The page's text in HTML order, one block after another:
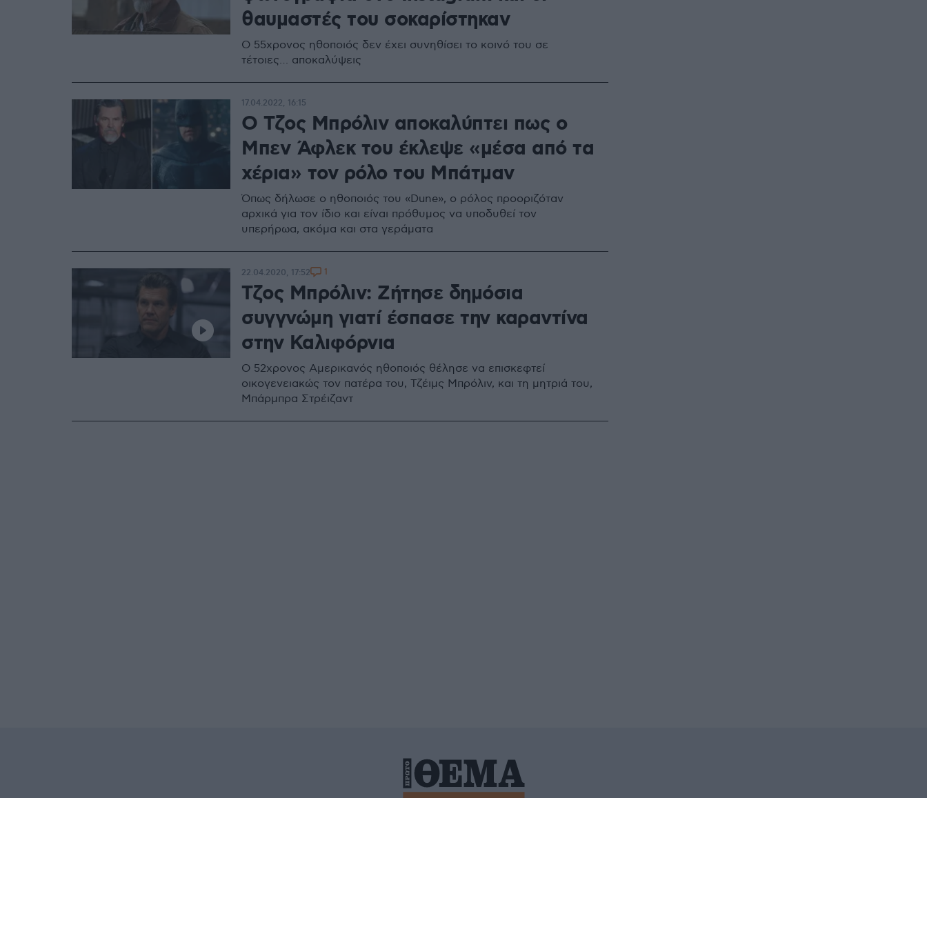
θαυμαστές του σοκαρίστηκαν
Ο 55χρονος ηθοποιός δεν έχει συνηθίσει το κοινό του σε
τέτοιες… αποκαλύψεις
Ο Τζος Μπρόλιν αποκαλύπτει πως ο
Μπεν Άφλεκ του έκλεψε «μέσα από τα
χέρια» τον ρόλο του Μπάτμαν
Όπως δήλωσε ο ηθοποιός του «Dune», ο ρόλος προοριζόταν
αρχικά για τον ίδιο και είναι πρόθυμος να υποδυθεί τον
υπερήρωα, ακόμα και στα γεράματα
17.04.2022, 16:15
Τζος Μπρόλιν: Ζήτησε δημόσια
συγγνώμη γιατί έσπασε την καραντίνα
στην Καλιφόρνια
Ο 52χρονος Αμερικανός ηθοποιός θέλησε να επισκεφτεί
οικογενειακώς τον πατέρα του, Τζέιμς Μπρόλιν, και τη μητριά του,
Μπάρμπρα Στρέιζαντ
22.04.2020, 17:52 1